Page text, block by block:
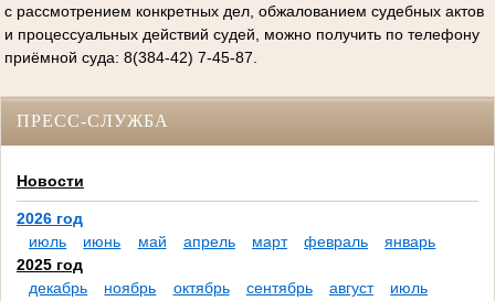
с рассмотрением конкретных дел, обжалованием судебных актов
и процессуальных действий судей, можно получить по телефону
приёмной суда: 8(384-42) 7-45-87.
ПРЕСС-СЛУЖБА
Новости
2026 год
июль
июнь май апрель март февраль
январь
2025 год
декабрь
ноябрь октябрь сентябрь август
июль